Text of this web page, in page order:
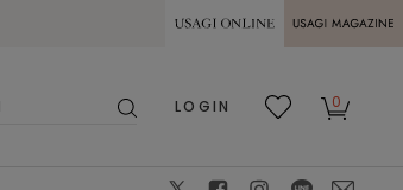
熊本県熊本地方を震源とする地震の影響に
MAGAZINE
LOGIN
0